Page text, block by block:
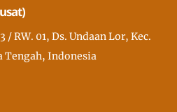
/ RW. 01, Ds. Undaan Lor, Kec.
Tengah, Indonesia